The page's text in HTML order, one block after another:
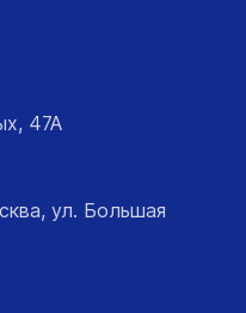
47А
ул. Большая